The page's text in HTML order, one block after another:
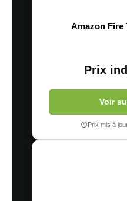
Amazon Fire
Prix
Voir
Prix mis à